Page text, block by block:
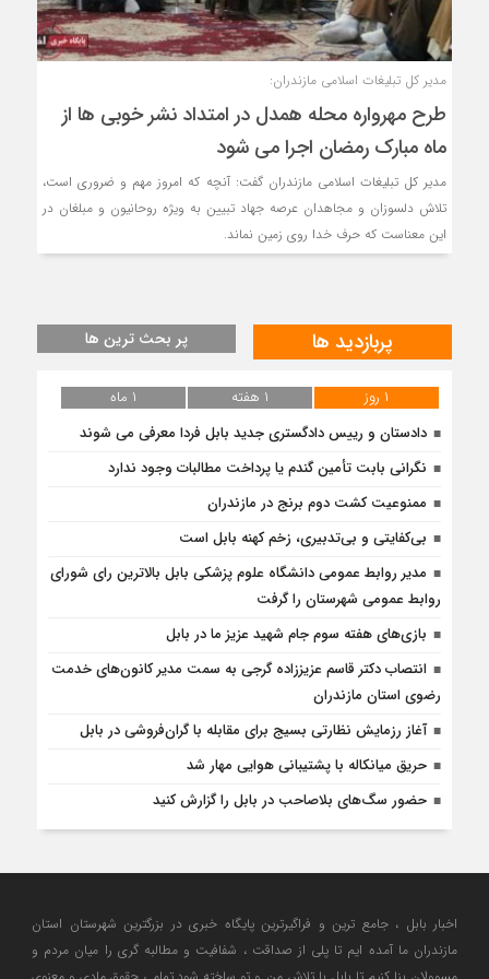
مدیر کل تبلیغات اسلامی مازندران:
طرح مهرواره محله همدل در امتداد نشر خوبی ها از
ماه مبارک رمضان اجرا می شود
مدیر کل تبلیغات اسلامی مازندران گفت: آنچه که امروز مهم و ضروری است،
تلاش دلسوزان و مجاهدان عرصه جهاد تبیین به ویژه روحانیون و مبلغان در
این معناست که حرف خدا روی زمین نماند.
پربازدید ها پر بحث ترین ها
۱ روز ۱ هفته
۱ ماه
دادستان و رییس دادگستری جدید بابل فردا معرفی می شوند
نگرانی بابت تأمین گندم یا پرداخت مطالبات وجود ندارد
ممنوعیت کشت دوم برنج در مازندران
بی‌کفایتی و بی‌تدبیری، زخم کهنه بابل است
مدیر روابط عمومی دانشگاه علوم پزشکی بابل بالاترین رای شورای
روابط عمومی شهرستان را گرفت
بازی‌های هفته سوم جام شهید عزیز ما در بابل
انتصاب دکتر قاسم عزیززاده گرجی به سمت مدیر کانون‌های خدمت
رضوی استان مازندران
آغاز رزمایش نظارتی بسیج برای مقابله با گران‌فروشی در بابل
حریق میانکاله با پشتیبانی هوایی مهار شد
حضور سگ‌های بلاصاحب در بابل را ‌گزارش کنید
اخبار بابل ، جامع ترین و فراگیرترین پایگاه خبری در بزرگترین شهرستان استان
مازندران ما آمده ایم تا پلی از صداقت ، شفافیت و مطالبه گری را میان مردم و